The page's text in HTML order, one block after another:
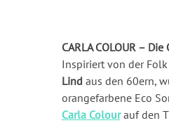
CARLA COLOUR –
Inspiriert von der
Lindaus den 60ern,
orangefarbene Eco
Carla Colourauf den